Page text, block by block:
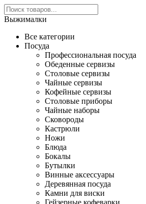
Выжималки
Все категории
Посуда
Профессиональная посуда
Обеденные сервизы
Столовые сервизы
Чайные сервизы
Кофейные сервизы
Столовые приборы
Чайные наборы
Сковороды
Кастрюли
Ножи
Блюда
Бокалы
Бутылки
Винные аксессуары
Деревянная посуда
Камни для виски
Гейзерные кофеварки